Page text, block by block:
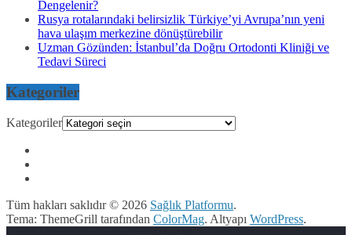
Dengelenir?
Rusya rotalarındaki belirsizlik Türkiye’yi Avrupa’nın yeni
hava ulaşım merkezine dönüştürebilir
Uzman Gözünden: İstanbul’da Doğru Ortodonti Kliniği ve
Tedavi Süreci
Kategoriler
Kategoriler
Tüm hakları saklıdır © 2026 Sağlık Platformu.
Tema: ThemeGrill tarafından ColorMag. Altyapı WordPress.